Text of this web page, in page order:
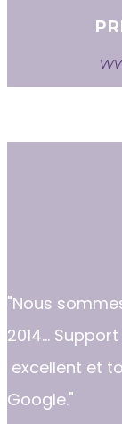
"​​Nous
2014...
excellent et
Google."